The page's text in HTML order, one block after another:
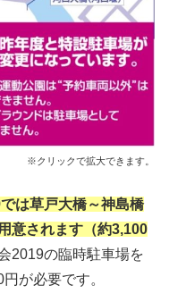
※クリックで拡大できます。
は草戸大橋～神島橋
意されます（約3,100
2019の臨時駐車場を
が必要です。